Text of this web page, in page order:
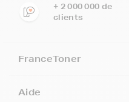
+ 2 000 000 de
clients
FranceToner
Aide